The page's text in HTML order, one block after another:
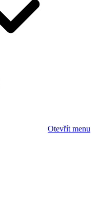
Otevřít menu